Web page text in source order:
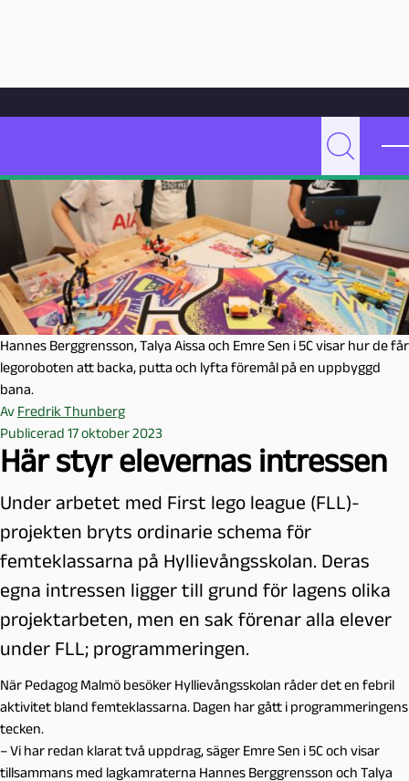
Hoppa till innehåll
e
g
M
a
l
m
ö
Sök
Hannes Berggrensson, Talya Aissa och Emre Sen i 5C visar hur de får
legoroboten att backa, putta och lyfta föremål på en uppbyggd
bana.
Av Fredrik Thunberg
Publicerad 17 oktober 2023
Här styr elevernas intressen
Under arbetet med First lego league (FLL)-
projekten bryts ordinarie schema för
femteklassarna på Hyllievångsskolan. Deras
egna intressen ligger till grund för lagens olika
projektarbeten, men en sak förenar alla elever
under FLL; programmeringen.
När Pedagog Malmö besöker Hyllievångsskolan råder det en febril
aktivitet bland femteklassarna. Dagen har gått i programmeringens
tecken.
– Vi har redan klarat två uppdrag, säger Emre Sen i 5C och visar
tillsammans med lagkamraterna Hannes Berggrensson och Talya